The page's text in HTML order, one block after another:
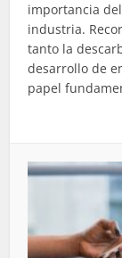
importancia
industria.
tanto la
desarrollo de
papel